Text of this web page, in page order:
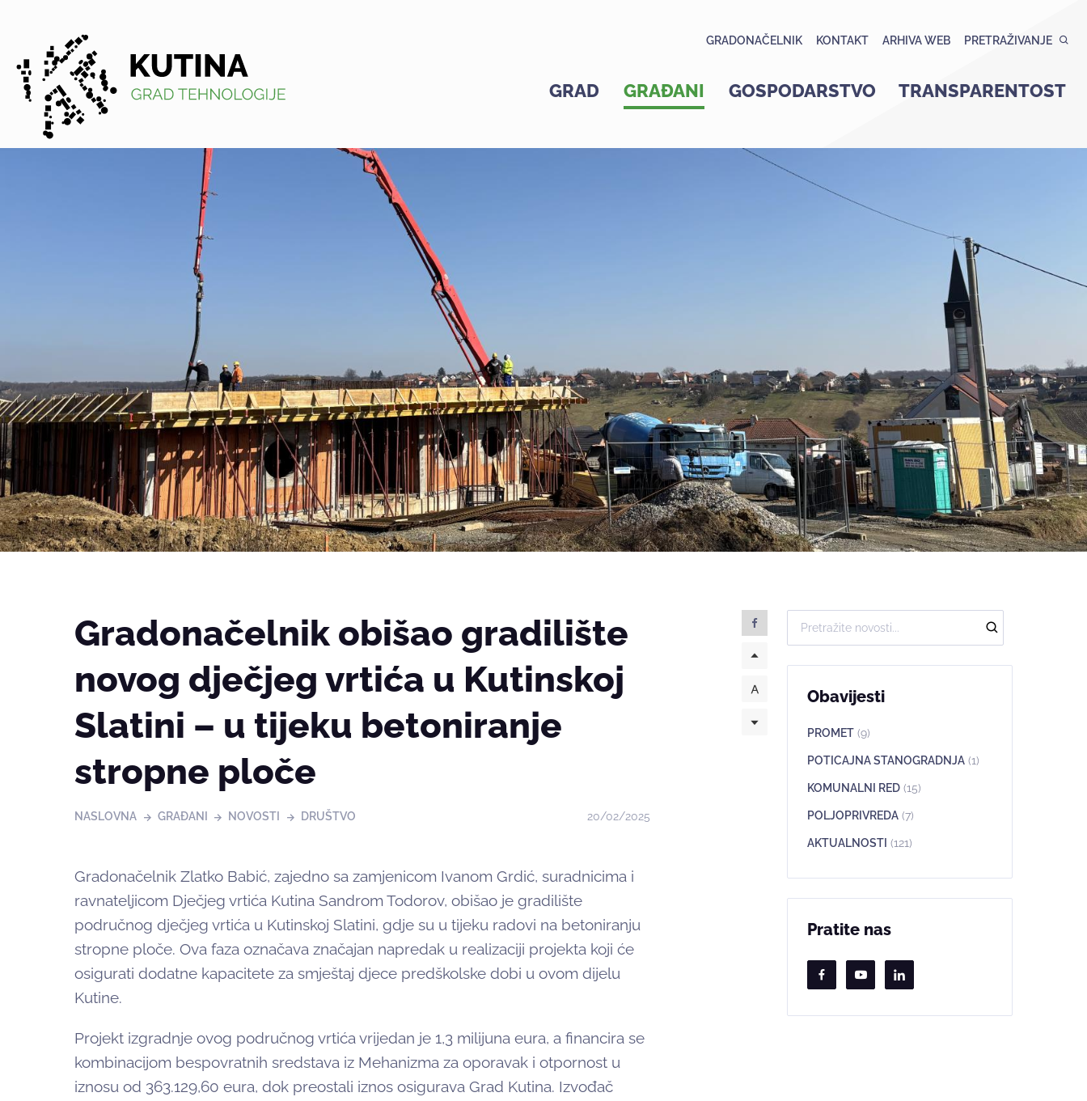
Kutina
GRADONAČELNIK KONTAKT ARHIVA WEB PRETRAŽIVANJE
GRAD GRAĐANI GOSPODARSTVO TRANSPARENTOST
Gradonačelnik obišao gradilište
novog dječjeg vrtića u Kutinskoj
Slatini – u tijeku betoniranje
stropne ploče
NASLOVNA GRAĐANI NOVOSTI DRUŠTVO 20/02/2025
Gradonačelnik Zlatko Babić, zajedno sa zamjenicom Ivanom Grdić, suradnicima i
ravnateljicom Dječjeg vrtića Kutina Sandrom Todorov, obišao je gradilište
područnog dječjeg vrtića u Kutinskoj Slatini, gdje su u tijeku radovi na betoniranju
stropne ploče. Ova faza označava značajan napredak u realizaciji projekta koji će
osigurati dodatne kapacitete za smještaj djece predškolske dobi u ovom dijelu
Kutine.
Projekt izgradnje ovog područnog vrtića vrijedan je 1,3 milijuna eura, a financira se
kombinacijom bespovratnih sredstava iz Mehanizma za oporavak i otpornost u
iznosu od 363.129,60 eura, dok preostali iznos osigurava Grad Kutina. Izvođač
Obavijesti
PROMET (9)
POTICAJNA STANOGRADNJA (1)
KOMUNALNI RED (15)
POLJOPRIVREDA (7)
AKTUALNOSTI (121)
Pratite nas